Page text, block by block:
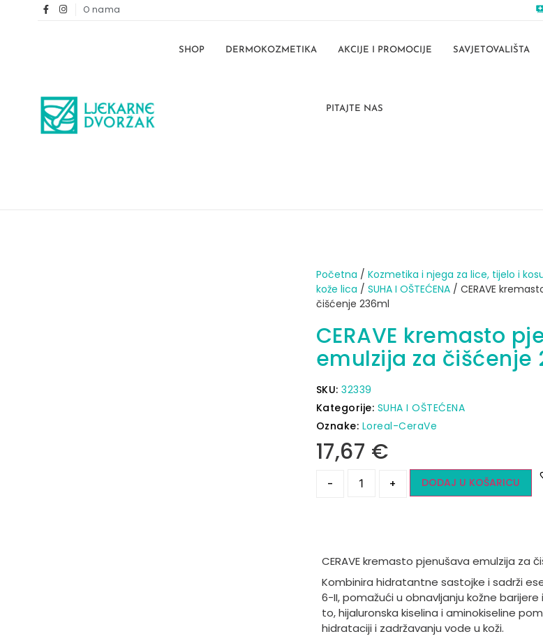
O nama
SHOP DERMOKOZMETIKA AKCIJE I PROMOCIJE SAVJETOVALIŠTA
PITAJTE NAS
Početna / Kozmetika i njega za lice, tijelo i
kože lica / SUHA I OŠTEĆENA/ CERAVE
čišćenje 236ml
CERAVE kremasto
emulzija za čišćenje
SKU: 32339
Kategorije: SUHA I OŠTEĆENA
Oznake: Loreal-CeraVe
17,67 €
- + DODAJ U KOŠARICU
CERAVE kremasto pjenušava emulzija za
Kombinira hidratantne sastojke i sadrži
6-II, pomažući u obnavljanju kožne barijere
to, hijaluronska kiselina i aminokiseline
hidrataciji i zadržavanju vode u koži.